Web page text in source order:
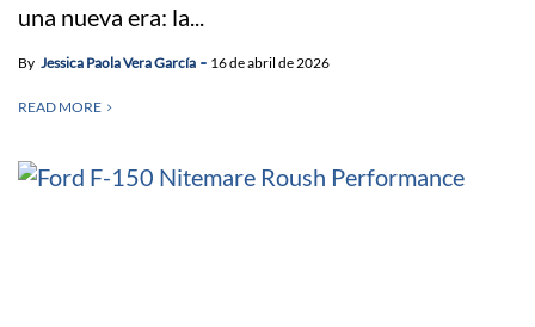
una nueva era: la...
By Jessica Paola Vera García 16 de abril de 2026
READ MORE